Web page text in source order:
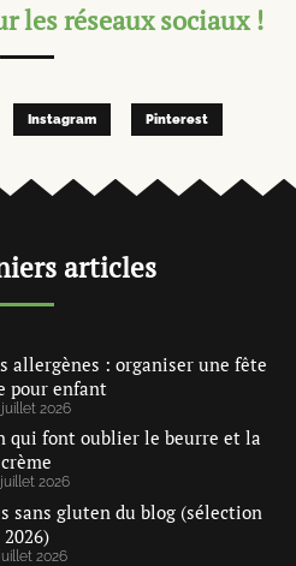
les réseaux sociaux !
Instagram Pinterest
articles
allergènes : organiser une fête
pour enfant
juillet 2026
qui font oublier le beurre et la
crème
juillet 2026
sans gluten du blog (sélection
2026)
2026